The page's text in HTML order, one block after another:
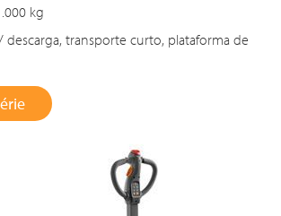
kg
descarga, transporte curto, plataforma de